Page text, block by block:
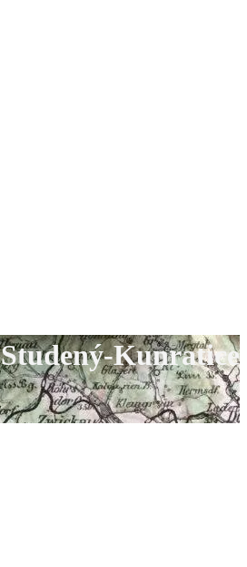
Studený-Kunratice